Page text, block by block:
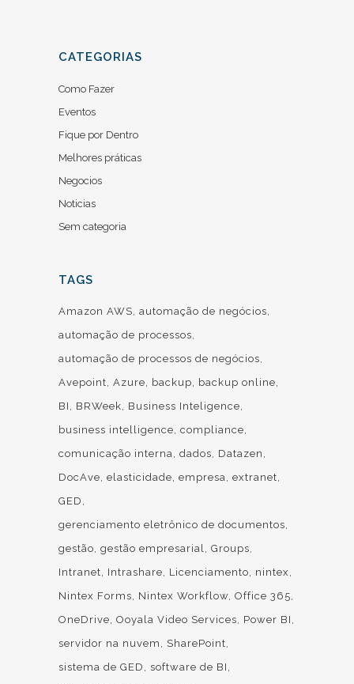
CATEGORIAS
Como Fazer
Eventos
Fique por Dentro
Melhores práticas
Negocios
Noticias
Sem categoria
TAGS
Amazon AWS automação de negócios
automação de processos
automação de processos de negócios
Avepoint Azure backup
backup online
BI
BRWeek
Business Inteligence
business intelligence compliance
comunicação interna dados
Datazen
DocAve elasticidade empresa extranet
GED
gerenciamento eletrônico de documentos
gestão gestão empresarial Groups
Intranet
Intrashare Licenciamento
nintex
Nintex Forms
Nintex Workflow Office 365
OneDrive Ooyala Video Services
Power BI
servidor na nuvem
SharePoint
sistema de GED
software de BI